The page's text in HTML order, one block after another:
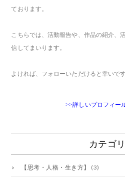
ております。
こちらでは、活動報告や、作品の紹介、
信してまいります。
よければ、フォローいただけると幸いです
>>詳しいプロフィー
カテゴ
【思考・人格・生き方】 (3)